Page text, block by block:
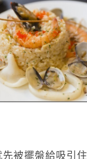
被擺盤給吸引